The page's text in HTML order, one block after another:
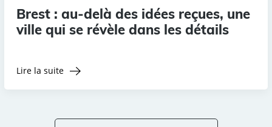
Brest : au-delà des idées reçues, une
ville qui se révèle dans les détails
Lire la suite